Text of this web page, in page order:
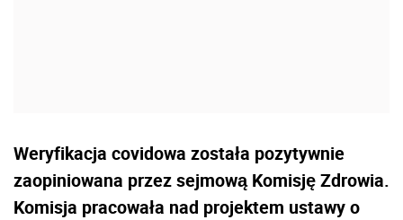
Weryfikacja covidowa została pozytywnie
zaopiniowana przez sejmową Komisję Zdrowia.
Komisja pracowała nad projektem ustawy o